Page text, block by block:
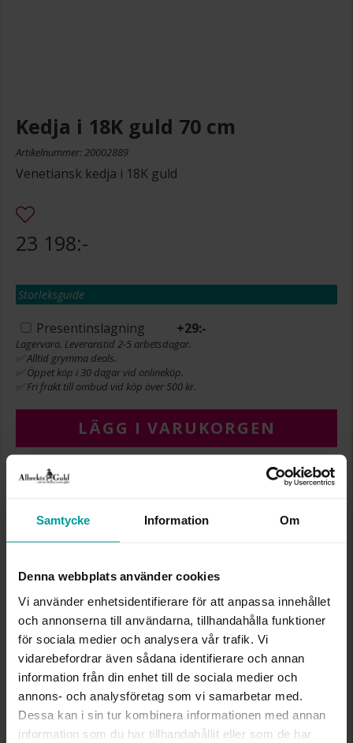
Samtycke Information Om
Denna webbplats använder cookies
Vi använder enhetsidentifierare för att anpassa innehållet
och annonserna till användarna, tillhandahålla funktioner
för sociala medier och analysera vår trafik. Vi
vidarebefordrar även sådana identifierare och annan
information från din enhet till de sociala medier och
annons- och analysföretag som vi samarbetar med.
Dessa kan i sin tur kombinera informationen med annan
information som du har tillhandahållit eller som de har
Kedja i 18K guld 70 cm
Artikelnummer: 20002889
Venetiansk kedja i 18K guld
23 198:-
Storleksguide
Presentinslagning +29:-
Lagervara. Leveranstid 2-5 arbetsdagar.
✅ Alltid grymma deals.
✅ Öppet köp i 30 dagar vid onlineköp.
✅ Fri frakt till ombud vid köp över 500 kr.
LÄGG I VARUKORGEN
LÄNGD CA (CM)
MATERIAL
Guld
ÄDELMETALL
18K Gold
KEDJEMODELL
Box chain
VIKT CA (GRAM)
7.73
Liknande produkter